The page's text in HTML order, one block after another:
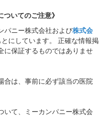
ついてのご注意》
パニー株式会社および株式会
にしています。 正確な情報掲
に保証するものではありませ
合は、事前に必ず該当の医院
いて、ミーカンパニー株式会